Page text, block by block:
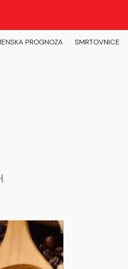
PROGNOZA SMRTOVNICE